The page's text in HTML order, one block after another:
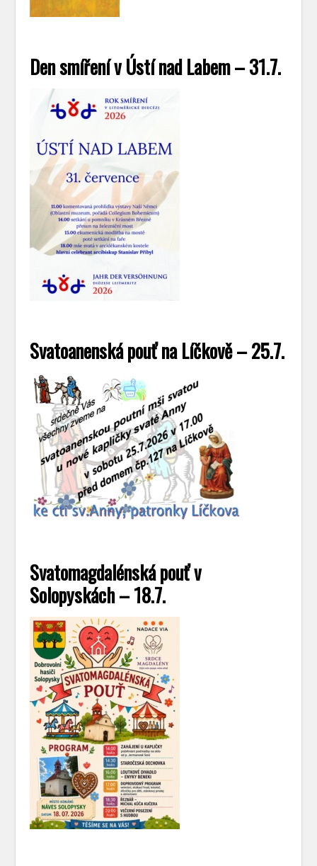
Den smíření v Ústí nad Labem – 31.7.
Svatoanenská pouť na Líčkově – 25.7.
Svatomagdalénská pouť v
Solopyskách – 18.7.